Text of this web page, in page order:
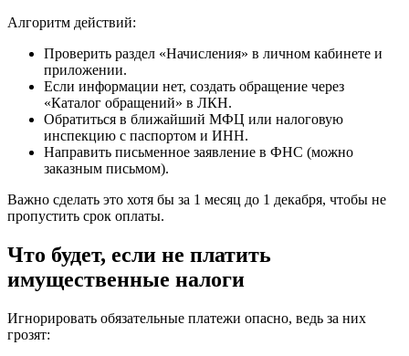
Алгоритм действий:
Проверить раздел «Начисления» в личном кабинете и
приложении.
Если информации нет, создать обращение через
«Каталог обращений» в ЛКН.
Обратиться в ближайший МФЦ или налоговую
инспекцию с паспортом и ИНН.
Направить письменное заявление в ФНС (можно
заказным письмом).
Важно сделать это хотя бы за 1 месяц до 1 декабря, чтобы не
пропустить срок оплаты.
Что будет, если не платить
имущественные налоги
Игнорировать обязательные платежи опасно, ведь за них
грозят: